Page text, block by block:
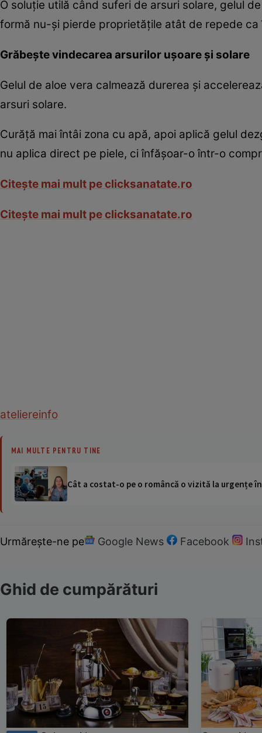
O soluţie utilă când suferi de arsuri solare, gelul
formă nu-şi pierde proprietăţile atât de repede
Grăbeşte vindecarea arsurilor uşoare şi solare
Gelul de aloe vera calmează durerea şi
arsuri solare.
Curăţă mai întâi zona cu apă, apoi aplică gelul
nu aplica direct pe piele, ci înfăşoar-o într-o
Citeşte mai mult pe clicksanatate.ro
Citeşte mai mult pe clicksanatate.ro
ateliereinfo
MAI MULTE PENTRU TINE
Cât a costat-o pe o româncă o vizită la urgențe
Urmărește-ne pe Google News Facebook
Ghid de cumpărături